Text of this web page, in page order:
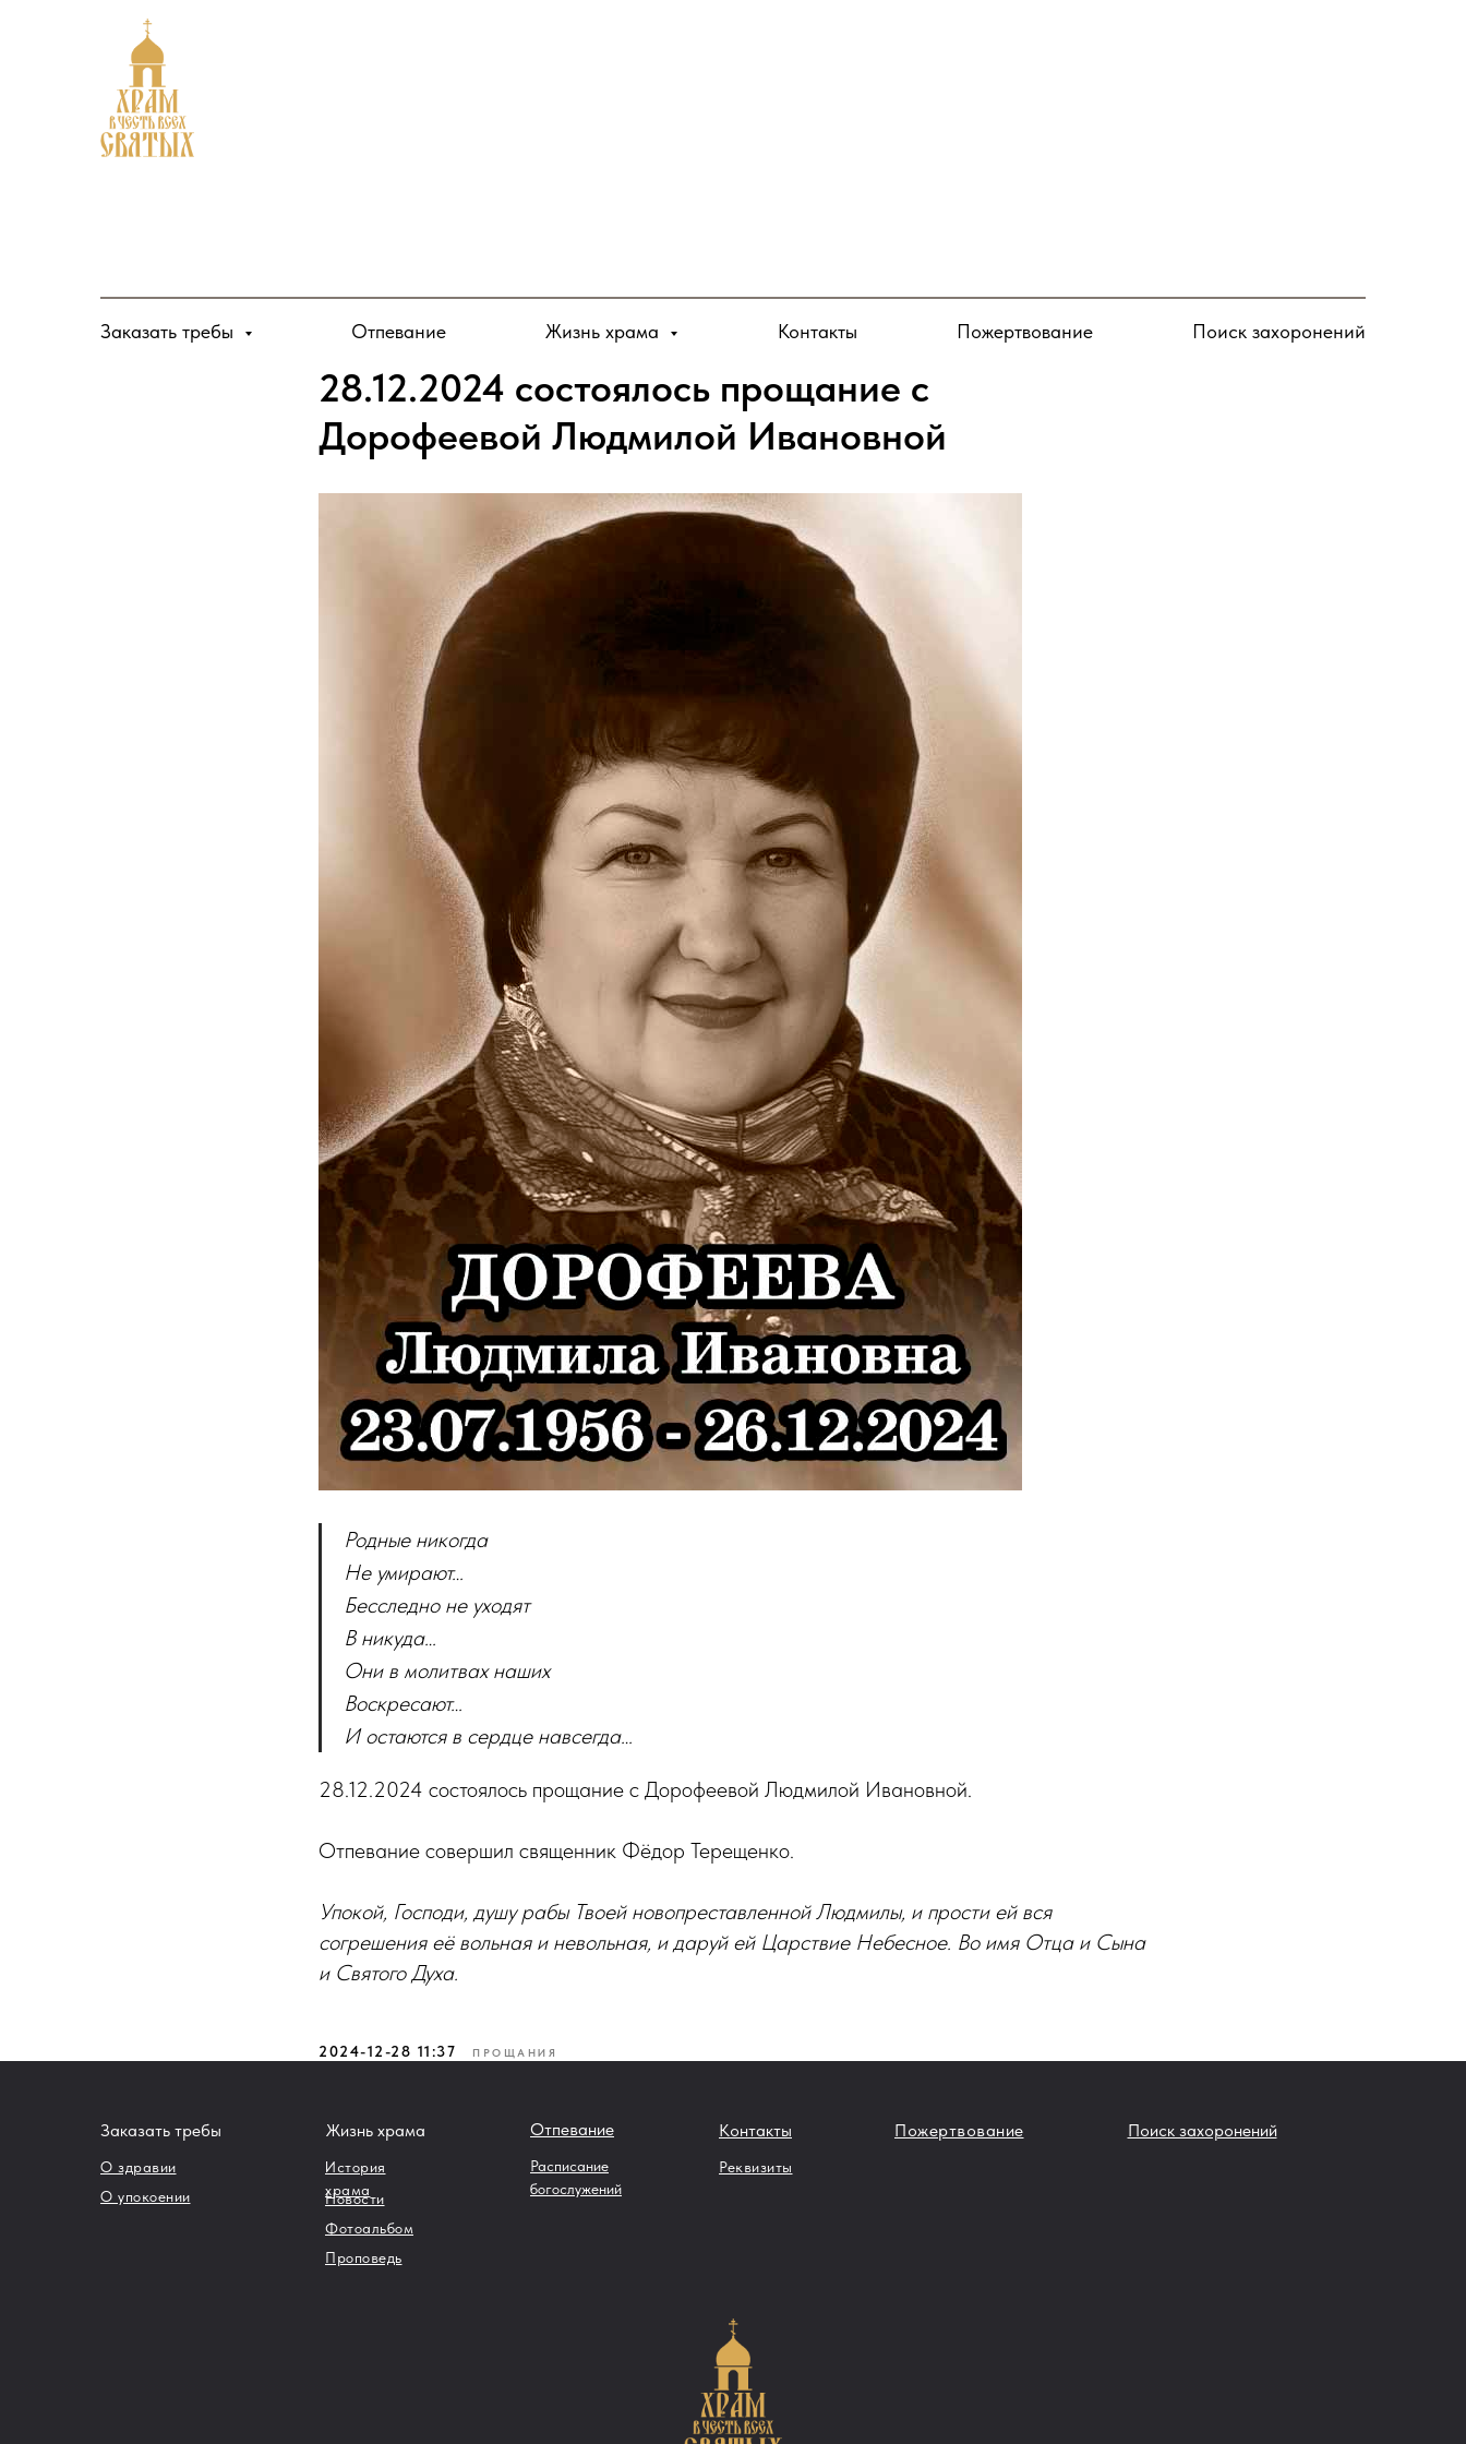
Заказать требы Отпевание Жизнь храма Контакты Пожертвование Поиск захоронений
28.12.2024 состоялось прощание с
Дорофеевой Людмилой Ивановной
Родные никогда
Не умирают…
Бесследно не уходят
В никуда…
Они в молитвах наших
Воскресают…
И остаются в сердце навсегда…
28.12.2024 состоялось прощание с Дорофеевой Людмилой Ивановной.
Отпевание совершил священник Фёдор Терещенко.
Упокой, Господи, душу рабы Твоей новопреставленной Людмилы, и прости ей вся
согрешения её вольная и невольная, и даруй ей Царствие Небесное. Во имя Отца и Сына
и Святого Духа.
2024-12-28 11:37 ПРОЩАНИЯ
Заказать требы
О здравии
О упокоении
Жизнь храма
Проповедь
История
храма
Новости
Контакты
Реквизиты
Поиск захоронений
Пожертвование
Фотоальбом
Расписание
богослужений
Отпевание